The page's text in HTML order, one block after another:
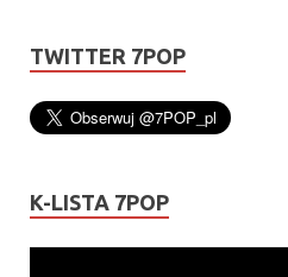
TWITTER 7POP
K-LISTA 7POP